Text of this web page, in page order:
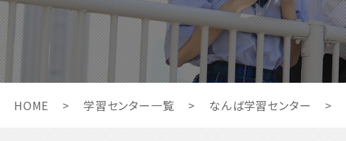
HOME > 学習センター一覧 > なんば学習センター >